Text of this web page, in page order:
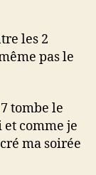
les 2
pas le
tombe le
comme je
ma soirée